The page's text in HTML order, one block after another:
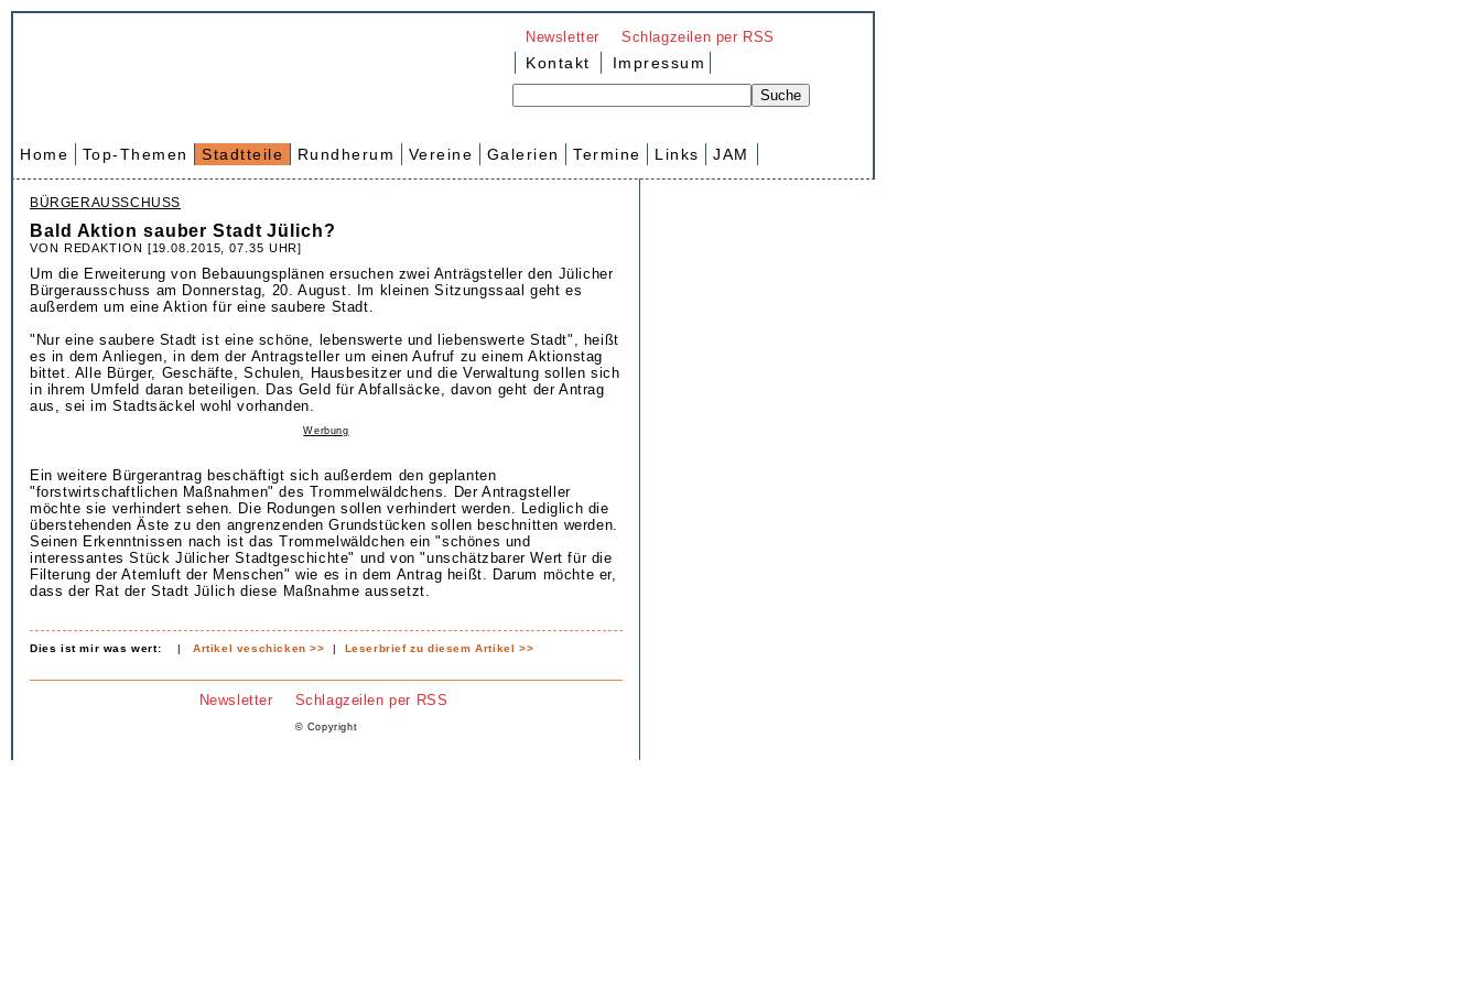
Newsletter Schlagzeilen per RSS
Kontakt Impressum
Home Top-Themen Stadtteile Rundherum Vereine Galerien Termine Links JAM
BÜRGERAUSSCHUSS
Bald Aktion sauber Stadt Jülich?
VON REDAKTION [19.08.2015, 07.35 UHR]
Um die Erweiterung von Bebauungsplänen ersuchen zwei Anträgsteller den Jülicher
Bürgerausschuss am Donnerstag, 20. August. Im kleinen Sitzungssaal geht es
außerdem um eine Aktion für eine saubere Stadt.
"Nur eine saubere Stadt ist eine schöne, lebenswerte und liebenswerte Stadt", heißt
es in dem Anliegen, in dem der Antragsteller um einen Aufruf zu einem Aktionstag
bittet. Alle Bürger, Geschäfte, Schulen, Hausbesitzer und die Verwaltung sollen sich
in ihrem Umfeld daran beteiligen. Das Geld für Abfallsäcke, davon geht der Antrag
aus, sei im Stadtsäckel wohl vorhanden.
Werbung
Ein weitere Bürgerantrag beschäftigt sich außerdem den geplanten
"forstwirtschaftlichen Maßnahmen" des Trommelwäldchens. Der Antragsteller
möchte sie verhindert sehen. Die Rodungen sollen verhindert werden. Lediglich die
überstehenden Äste zu den angrenzenden Grundstücken sollen beschnitten werden.
Seinen Erkenntnissen nach ist das Trommelwäldchen ein "schönes und
interessantes Stück Jülicher Stadtgeschichte" und von "unschätzbarer Wert für die
Filterung der Atemluft der Menschen" wie es in dem Antrag heißt. Darum möchte er,
dass der Rat der Stadt Jülich diese Maßnahme aussetzt.
Dies ist mir was wert: |Artikel veschicken >> | Leserbrief zu diesem Artikel >>
Newsletter Schlagzeilen per RSS
© Copyright